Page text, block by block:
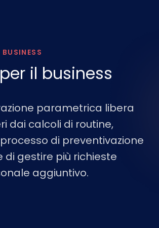
il business
parametrica libera
dai calcoli di routine,
di preventivazione
gestire più richieste
aggiuntivo.